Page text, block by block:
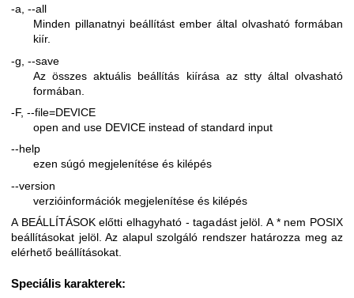
-a, --all
Minden pillanatnyi beállítást ember által olvasható formában
kiír.
-g, --save
Az összes aktuális beállítás kiírása az stty által olvasható
formában.
-F, --file=DEVICE
open and use DEVICE instead of standard input
--help
ezen súgó megjelenítése és kilépés
--version
verzióinformációk megjelenítése és kilépés
A BEÁLLÍTÁSOK előtti elhagyható - tagadást jelöl. A * nem POSIX
beállításokat jelöl. Az alapul szolgáló rendszer határozza meg az
elérhető beállításokat.
Speciális karakterek: